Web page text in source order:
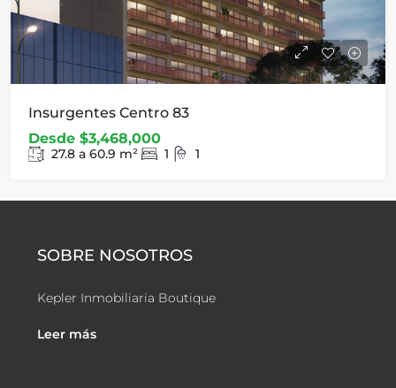
Insurgentes Centro 83
Desde $3,468,000
27.8 a 60.9 m² 1 1
SOBRE NOSOTROS
Kepler Inmobiliaria Boutique
Leer más